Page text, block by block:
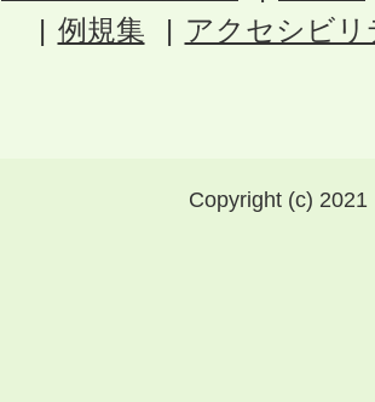
例規集
アクセシビ
Copyright (c)